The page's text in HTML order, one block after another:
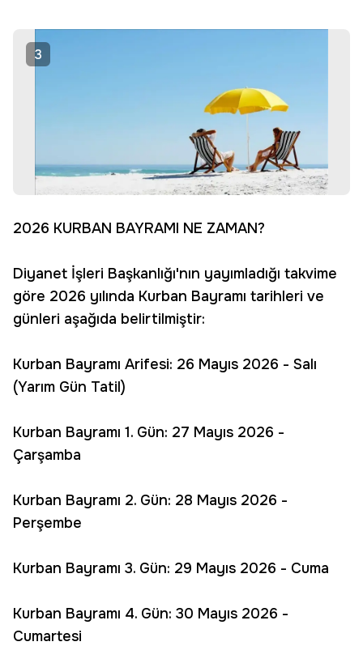
3
2026 KURBAN BAYRAMI NE ZAMAN?
Diyanet İşleri Başkanlığı'nın yayımladığı takvime
göre 2026 yılında Kurban Bayramı tarihleri ve
günleri aşağıda belirtilmiştir:
Kurban Bayramı Arifesi: 26 Mayıs 2026 - Salı
(Yarım Gün Tatil)
Kurban Bayramı 1. Gün: 27 Mayıs 2026 -
Çarşamba
Kurban Bayramı 2. Gün: 28 Mayıs 2026 -
Perşembe
Kurban Bayramı 3. Gün: 29 Mayıs 2026 - Cuma
Kurban Bayramı 4. Gün: 30 Mayıs 2026 -
Cumartesi